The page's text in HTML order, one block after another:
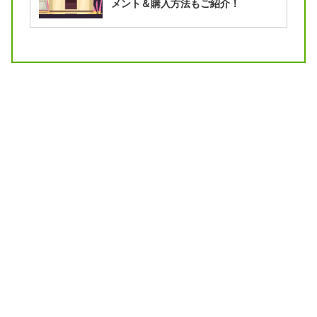
メント＆購入方法もご紹介！